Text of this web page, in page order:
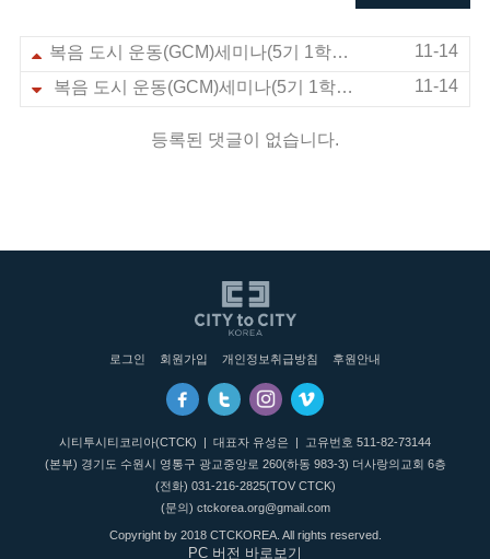
복음 도시 운동(GCM)세미나(5기 1학기) 현장
11-14
복음 도시 운동(GCM)세미나(5기 1학기) 현장
11-14
등록된 댓글이 없습니다.
로그인 회원가입 개인정보취급방침 후원안내
시티투시티코리아(CTCK) | 대표자 유성은 | 고유번호 511-82-73144
(본부) 경기도 수원시 영통구 광교중앙로 260(하동 983-3) 더사랑의교회 6층
(전화) 031-216-2825(TOV CTCK)
(문의) ctckorea.org@gmail.com
Copyright by2018 CTCKOREA. All rights reserved.
PC 버전 바로보기